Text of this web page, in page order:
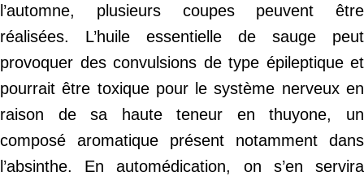
l’automne, plusieurs coupes peuvent être
réalisées. L’huile essentielle de sauge peut
provoquer des convulsions de type épileptique et
pourrait être toxique pour le système nerveux en
raison de sa haute teneur en thuyone, un
composé aromatique présent notamment dans
l’absinthe. En automédication, on s’en servira